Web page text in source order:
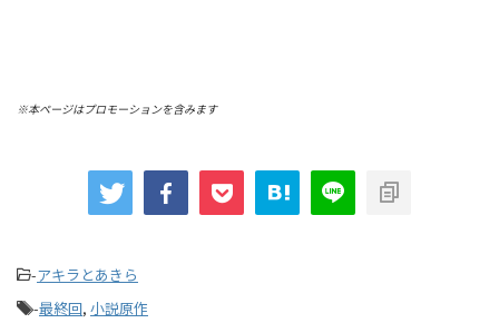
※本ページはプロモーションを含みます
-アキラとあきら
-最終回, 小説原作